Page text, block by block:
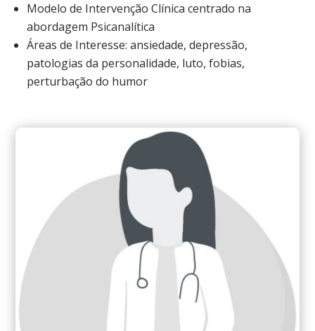
Modelo de Intervenção Clínica centrado na
abordagem Psicanalítica
Áreas de Interesse: ansiedade, depressão,
patologias da personalidade, luto, fobias,
perturbação do humor